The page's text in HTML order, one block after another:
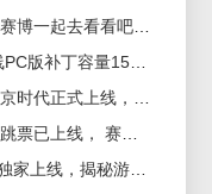
《刺客信条：幻景》新图官宣，跟着赛博一起去看看吧！ 2023-06-05
《刺客信条：英灵殿》1.5.0版本上线PC版补丁容量15GB，赛博加速器助力加速畅玩 2022-02-23
《刺客信条：英灵殿》发现之旅：维京时代正式上线，赛博加速器助你畅快游戏 2021-10-20
《刺客信条：英灵殿》终章更新反向跳票已上线， 赛博加速器带你体验新版本 2022-12-01
《如龙8外传》2月21日Steam Deck独家上线，揭秘游戏体验亮点！ 2025-02-17